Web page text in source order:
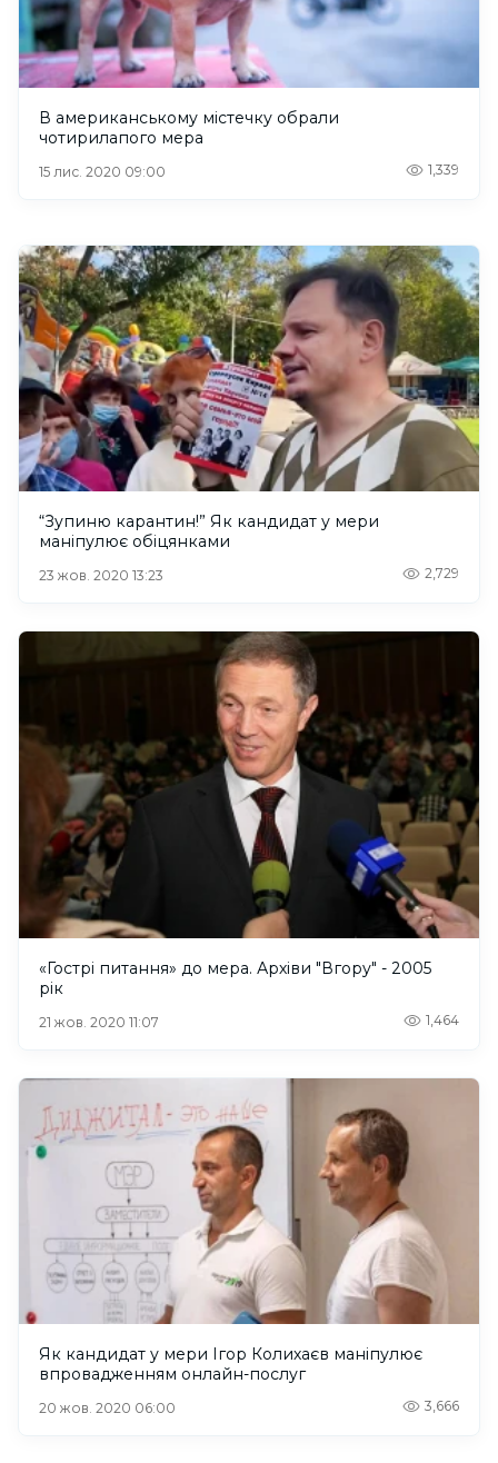
В американському містечку обрали
чотирилапого мера
15 лис. 2020 09:00 1,339
“Зупиню карантин!” Як кандидат у мери
маніпулює обіцянками
23 жов. 2020 13:23 2,729
«Гострі питання» до мера. Архіви "Вгору" - 2005
рік
21 жов. 2020 11:07 1,464
Як кандидат у мери Ігор Колихаєв маніпулює
впровадженням онлайн-послуг
20 жов. 2020 06:00 3,666